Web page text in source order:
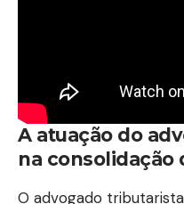
A atuação do
na consolidação
O advogado